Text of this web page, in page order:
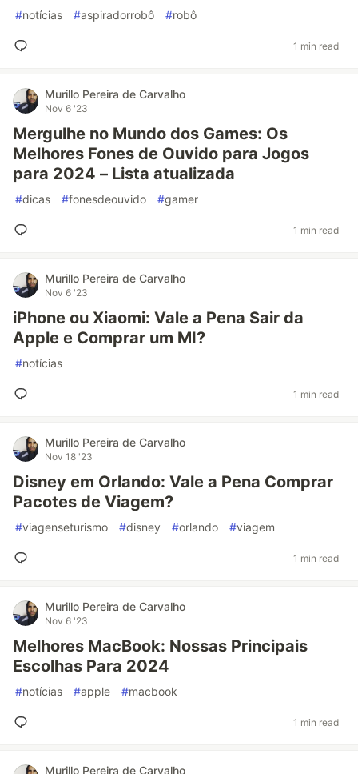
#notícias #aspiradorrobô #robô
1 min read
Murillo Pereira de Carvalho
Nov 6 '23
Mergulhe no Mundo dos Games: Os
Melhores Fones de Ouvido para Jogos
para 2024 – Lista atualizada
#dicas #fonesdeouvido #gamer
1 min read
Murillo Pereira de Carvalho
Nov 6 '23
iPhone ou Xiaomi: Vale a Pena Sair da
Apple e Comprar um MI?
#notícias
1 min read
Murillo Pereira de Carvalho
Nov 18 '23
Disney em Orlando: Vale a Pena Comprar
Pacotes de Viagem?
#viagenseturismo #disney #orlando #viagem
1 min read
Murillo Pereira de Carvalho
Nov 6 '23
Melhores MacBook: Nossas Principais
Escolhas Para 2024
#notícias #apple #macbook
1 min read
Murillo Pereira de Carvalho